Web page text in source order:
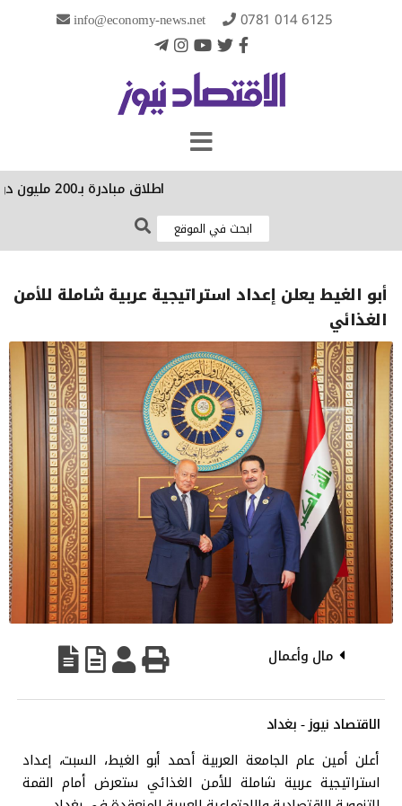
info@economy-news.net 0781 014 6125
اطلاق مبادرة بـ200 مليون دولار لإنقاذ 100 كائن حي مهدد في 30 دولة
أبو الغيط يعلن إعداد استراتيجية عربية شاملة للأمن
الغذائي
مال وأعمال
الاقتصاد نيوز - بغداد
أعلن أمين عام الجامعة العربية أحمد أبو الغيط، السبت، إعداد
استراتيجية عربية شاملة للأمن الغذائي ستعرض أمام القمة